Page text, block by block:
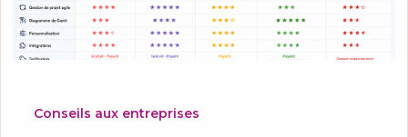
Conseils aux entreprises